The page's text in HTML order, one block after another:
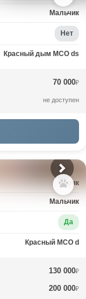
Мальчик
Нет
Красный дым MCO ds
70 000₽
не доступен
Зорик
Мальчик
Да
Красный MCO d
130 000₽
200 000₽